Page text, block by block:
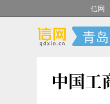
信网
青岛
中国工